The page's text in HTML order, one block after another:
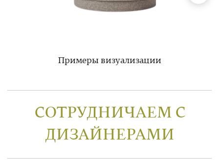
Примеры визуализации
СОТРУДНИЧАЕМ С
ДИЗАЙНЕРАМИ